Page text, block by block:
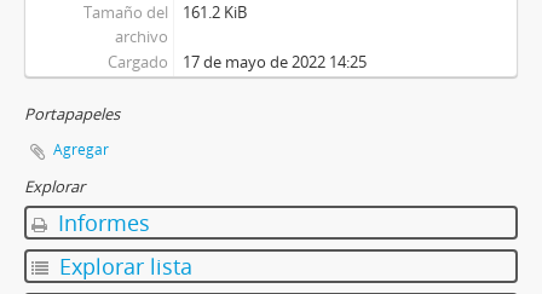
Tamaño del
archivo
161.2 KiB
Cargado 17 de mayo de 2022 14:25
Portapapeles
Agregar
Explorar
Informes
Explorar lista